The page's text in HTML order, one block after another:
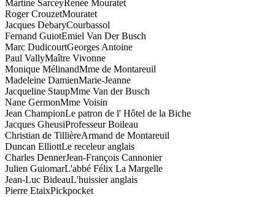
Martine SarceyRenée Mouratet
Roger CrouzetMouratet
Jacques DebaryCourbassol
Fernand GuiotEmiel Van Der Busch
Marc DudicourtGeorges Antoine
Paul VallyMaître Vivonne
Monique MélinandMme de Montareuil
Madeleine DamienMarie-Jeanne
Jacqueline StaupMme Van der Busch
Nane GermonMme Voisin
Jean ChampionLe patron de l' Hôtel de la Biche
Jacques GheusiProfesseur Boileau
Christian de TillièreArmand de Montareuil
Duncan ElliottLe receleur anglais
Charles DennerJean-François Cannonier
Julien GuiomarL'abbé Félix La Margelle
Jean-Luc BideauL'huissier anglais
Pierre EtaixPickpocket